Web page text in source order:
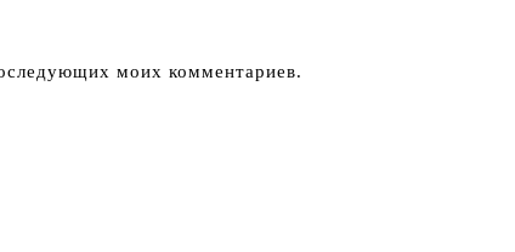
моих комментариев.